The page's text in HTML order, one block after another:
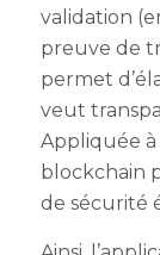
validation
preuve de
permet
veut
Appliquée à
blockchain
de sécurité